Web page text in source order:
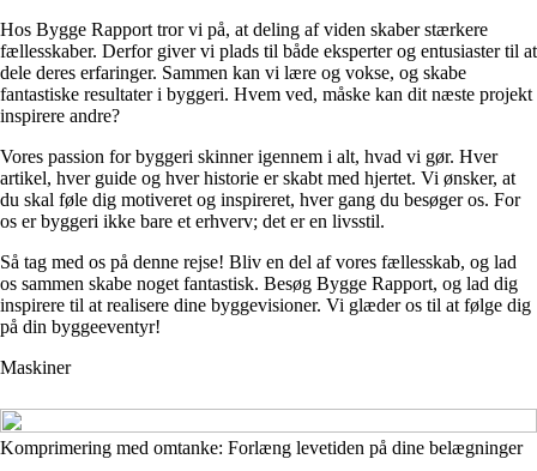
Hos Bygge Rapport tror vi på, at deling af viden skaber stærkere
fællesskaber. Derfor giver vi plads til både eksperter og entusiaster til at
dele deres erfaringer. Sammen kan vi lære og vokse, og skabe
fantastiske resultater i byggeri. Hvem ved, måske kan dit næste projekt
inspirere andre?
Vores passion for byggeri skinner igennem i alt, hvad vi gør. Hver
artikel, hver guide og hver historie er skabt med hjertet. Vi ønsker, at
du skal føle dig motiveret og inspireret, hver gang du besøger os. For
os er byggeri ikke bare et erhverv; det er en livsstil.
Så tag med os på denne rejse! Bliv en del af vores fællesskab, og lad
os sammen skabe noget fantastisk. Besøg Bygge Rapport, og lad dig
inspirere til at realisere dine byggevisioner. Vi glæder os til at følge dig
på din byggeeventyr!
Maskiner
Komprimering med omtanke: Forlæng levetiden på dine belægninger